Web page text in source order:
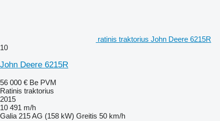
ratinis traktorius John Deere 6215R
10
John Deere 6215R
56 000 € Be PVM
Ratinis traktorius
2015
10 491 m/h
Galia 215 AG (158 kW) Greitis 50 km/h